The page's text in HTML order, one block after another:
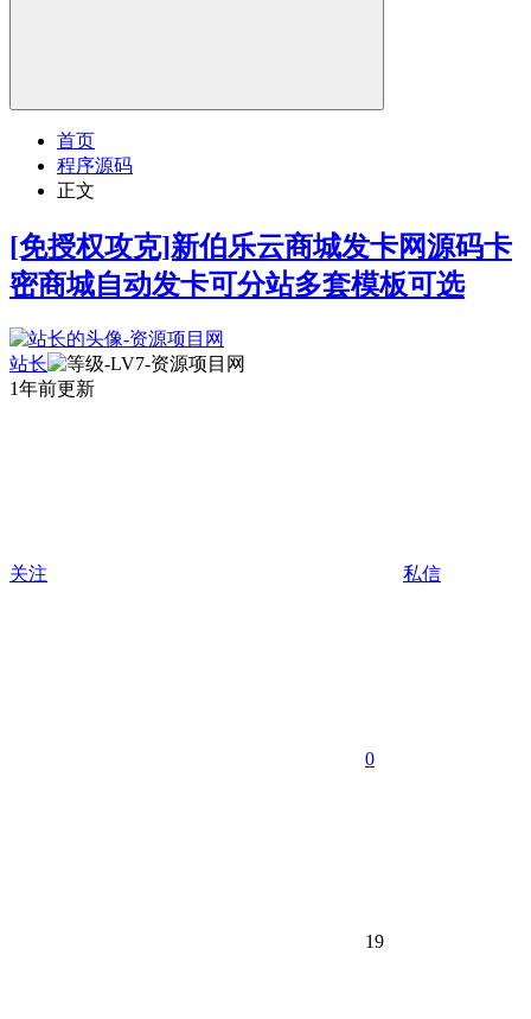
首页
程序源码
正文
[免授权攻克]新伯乐云商城发卡网源码卡
密商城自动发卡可分站多套模板可选
站长
1年前更新
关注 私信
0
19